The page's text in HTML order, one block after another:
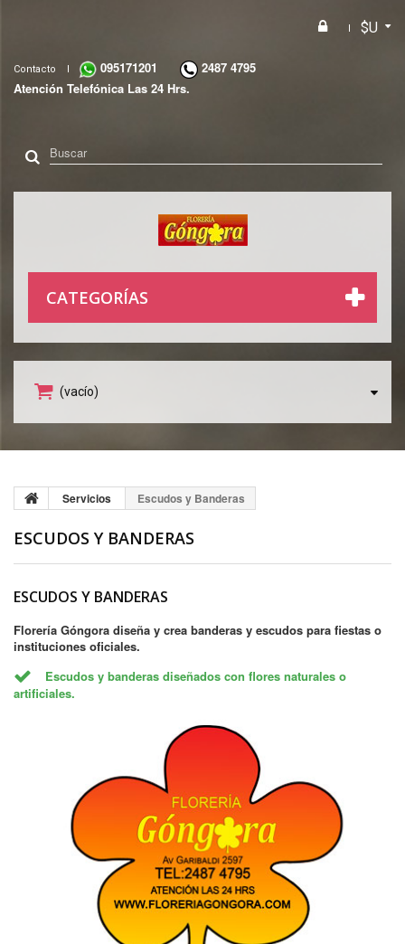
$U
Contacto 095171201
2487 4795
Atención Telefónica Las 24 Hrs.
CATEGORÍAS
(vacío)
Servicios Escudos y Banderas
ESCUDOS Y BANDERAS
ESCUDOS Y BANDERAS
Florería Góngora diseña y crea banderas y escudos para fiestas o
instituciones oficiales.
Escudos y banderas diseñados con flores naturales o
artificiales.